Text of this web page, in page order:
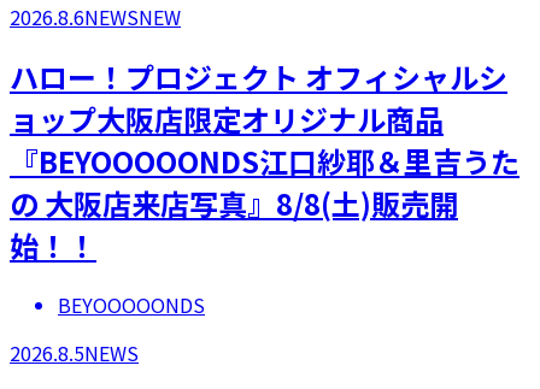
2026.8.6NEWSNEW
ハロー！プロジェクト オフィシャルシ
ョップ大阪店限定オリジナル商品
『BEYOOOOONDS江口紗耶＆里吉うた
の 大阪店来店写真』8/8(土)販売開
始！！
BEYOOOOONDS
2026.8.5NEWS